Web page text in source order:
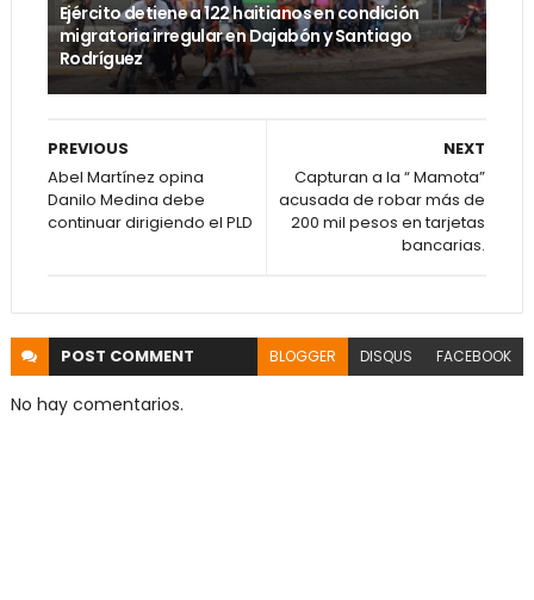
Ejército detiene a 122 haitianos en condición
migratoria irregular en Dajabón y Santiago
Rodríguez
NEXT
Capturan a la “ Mamota”
acusada de robar más de
200 mil pesos en tarjetas
bancarias.
PREVIOUS
Abel Martínez opina
Danilo Medina debe
continuar dirigiendo el PLD
POST COMMENT BLOGGER DISQUS FACEBOOK
No hay comentarios.